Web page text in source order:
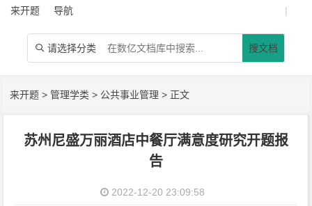
来开题 导航 |
 请选择分类 搜文档
来开题 >管理学类 > 公共事业管理 > 正文
苏州尼盛万丽酒店中餐厅满意度研究开题报
告
2022-12-20 23:09:58